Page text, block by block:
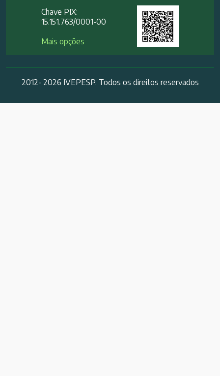
Chave PIX:
15.151.763/0001-00​
Mais opções
2012- 2026 IVEPESP. Todos os direitos reservados